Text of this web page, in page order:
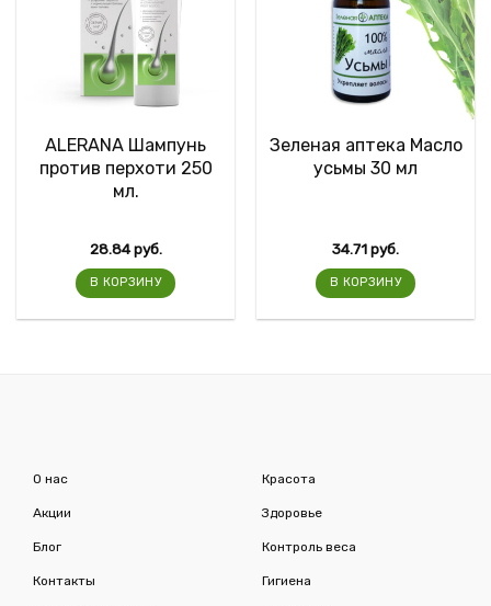
ALERANA Шампунь
против перхоти 250
мл.
28.84руб.
В КОРЗИНУ
Зеленая аптека Масло
усьмы 30 мл
34.71руб.
В КОРЗИНУ
О нас
Акции
Блог
Контакты
Красота
Здоровье
Контроль веса
Гигиена